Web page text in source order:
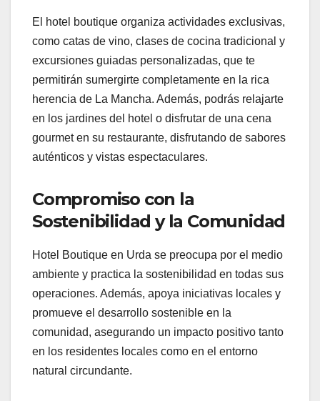
El hotel boutique organiza actividades exclusivas,
como catas de vino, clases de cocina tradicional y
excursiones guiadas personalizadas, que te
permitirán sumergirte completamente en la rica
herencia de La Mancha. Además, podrás relajarte
en los jardines del hotel o disfrutar de una cena
gourmet en su restaurante, disfrutando de sabores
auténticos y vistas espectaculares.
Compromiso con la
Sostenibilidad y la Comunidad
Hotel Boutique en Urda se preocupa por el medio
ambiente y practica la sostenibilidad en todas sus
operaciones. Además, apoya iniciativas locales y
promueve el desarrollo sostenible en la
comunidad, asegurando un impacto positivo tanto
en los residentes locales como en el entorno
natural circundante.